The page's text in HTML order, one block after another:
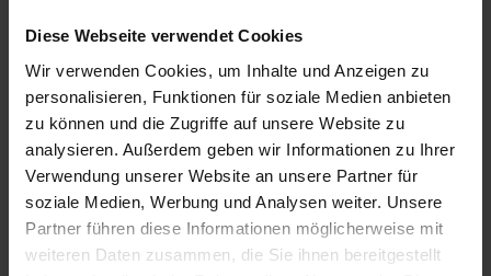
Diese Webseite verwendet Cookies
Wir verwenden Cookies, um Inhalte und Anzeigen zu
personalisieren, Funktionen für soziale Medien anbieten
zu können und die Zugriffe auf unsere Website zu
analysieren. Außerdem geben wir Informationen zu Ihrer
Verwendung unserer Website an unsere Partner für
soziale Medien, Werbung und Analysen weiter. Unsere
Partner führen diese Informationen möglicherweise mit
weiteren Daten zusammen, die Sie ihnen bereitgestellt
Holz Fenster